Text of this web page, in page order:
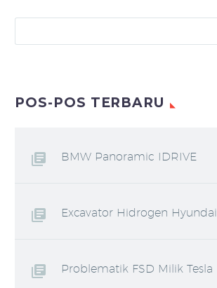
POS-POS TERBARU
BMW Panoramic IDRIVE
Excavator Hidrogen Hyundai
Problematik FSD Milik Tesla